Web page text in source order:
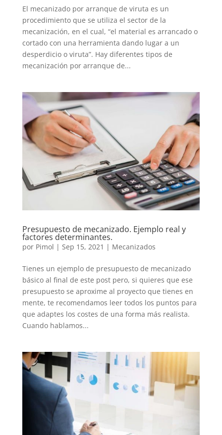
El mecanizado por arranque de viruta es un
procedimiento que se utiliza el sector de la
mecanización, en el cual, “el material es arrancado o
cortado con una herramienta dando lugar a un
desperdicio o viruta”. Hay diferentes tipos de
mecanización por arranque de...
Presupuesto de mecanizado. Ejemplo real y
factores determinantes.
por Pimol | Sep 15, 2021 | Mecanizados
Tienes un ejemplo de presupuesto de mecanizado
básico al final de este post pero, si quieres que ese
presupuesto se aproxime al proyecto que tienes en
mente, te recomendamos leer todos los puntos para
que adaptes los costes de una forma más realista.
Cuando hablamos...